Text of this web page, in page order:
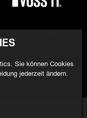
vorbehalten
Sie können Cookies
jederzeit ändern.